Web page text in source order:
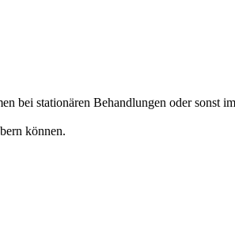
bei stationären Behandlungen oder sonst
können.